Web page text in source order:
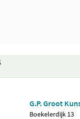
G.P. Groot
Boekelerdijk 13